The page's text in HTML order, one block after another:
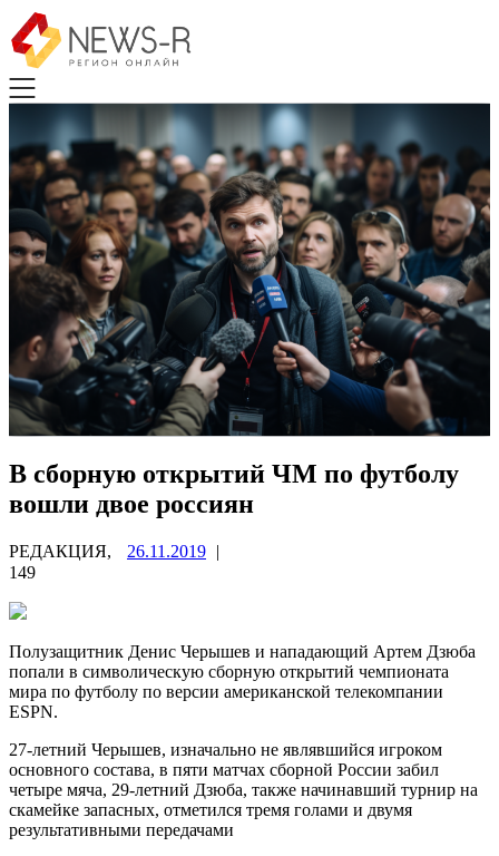
В сборную открытий ЧМ по футболу
вошли двое россиян
РЕДАКЦИЯ, 26.11.2019 |
149
Полузащитник Денис Черышев и нападающий Артем Дзюба
попали в символическую сборную открытий чемпионата
мира по футболу по версии американской телекомпании
ESPN.
27-летний Черышев, изначально не являвшийся игроком
основного состава, в пяти матчах сборной России забил
четыре мяча, 29-летний Дзюба, также начинавший турнир на
скамейке запасных, отметился тремя голами и двумя
результативными передачами